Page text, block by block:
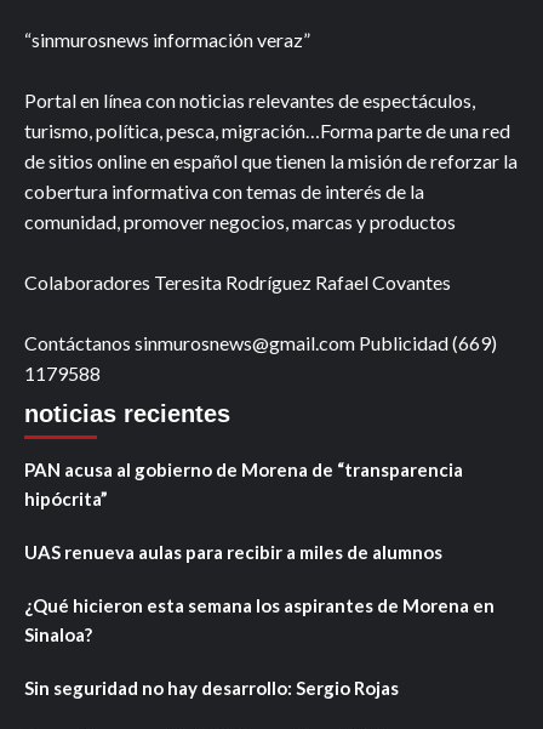
“sinmurosnews información veraz”
Portal en línea con noticias relevantes de espectáculos,
turismo, política, pesca, migración…Forma parte de una red
de sitios online en español que tienen la misión de reforzar la
cobertura informativa con temas de interés de la
comunidad, promover negocios, marcas y productos
Colaboradores Teresita Rodríguez Rafael Covantes
Contáctanos sinmurosnews@gmail.com Publicidad (669)
1179588
noticias recientes
PAN acusa al gobierno de Morena de “transparencia
hipócrita”
UAS renueva aulas para recibir a miles de alumnos
¿Qué hicieron esta semana los aspirantes de Morena en
Sinaloa?
Sin seguridad no hay desarrollo: Sergio Rojas